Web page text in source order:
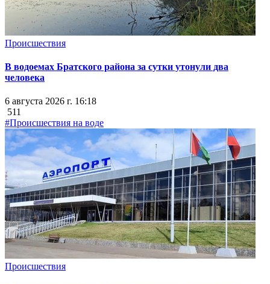
Происшествия
В водоемах Братского района за сутки утонули два
человека
6 августа 2026 г. 16:18
511
#Происшествия на воде
Происшествия